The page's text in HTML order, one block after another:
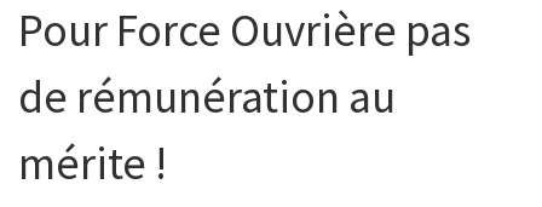
Pour Force Ouvrière pas
de rémunération au
mérite !